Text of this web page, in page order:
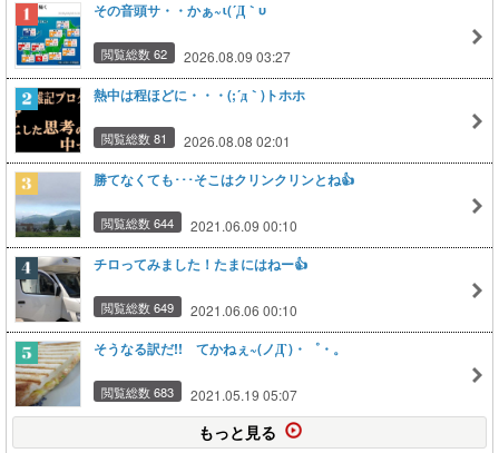
その音頭サ・・かぁ~ι(´Д｀υ
閲覧総数 62 2026.08.09 03:27
熱中は程ほどに・・・(;´д｀)トホホ
閲覧総数 81 2026.08.08 02:01
勝てなくても･･･そこはクリンクリンとね👍
閲覧総数 644 2021.06.09 00:10
チロってみました！たまにはねー👍
閲覧総数 649 2021.06.06 00:10
そうなる訳だ!! てかねぇ~(ノД`)・゜・。
閲覧総数 683 2021.05.19 05:07
もっと見る